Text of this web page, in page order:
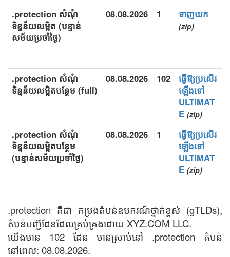
.protection សំណុំ
ទិន្នន័យលម្អិត (បន្ទាន់
សម័យប្រចាំថ្ងៃ)
08.08.2026 1 ទាញយក
(zip)
.protection សំណុំ
ទិន្នន័យលម្អិតបន្ថែម (full)
08.08.2026 102
ធ្វើឱ្យប្រសើរ
ឡើងទៅ
ULTIMAT
E (zip)
.protection សំណុំ
ទិន្នន័យលម្អិតបន្ថែម
(បន្ទាន់សម័យប្រចាំថ្ងៃ)
08.08.2026 1
ធ្វើឱ្យប្រសើរ
ឡើងទៅ
ULTIMAT
E (zip)
.protection គឺជា កម្រងតំបន់ឧបករណ៍ថ្នាក់ខ្ពស់ (gTLDs),
តំបន់បញ្ជីដែនដែលគ្រប់គ្រងដោយ XYZ.COM LLC.
យើងមាន 102 ដែន មានស្រាប់នៅ .protection តំបន់
នៅពេល: 08.08.2026.